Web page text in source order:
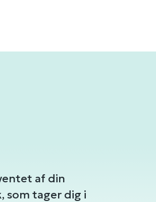
af din
som tager dig i